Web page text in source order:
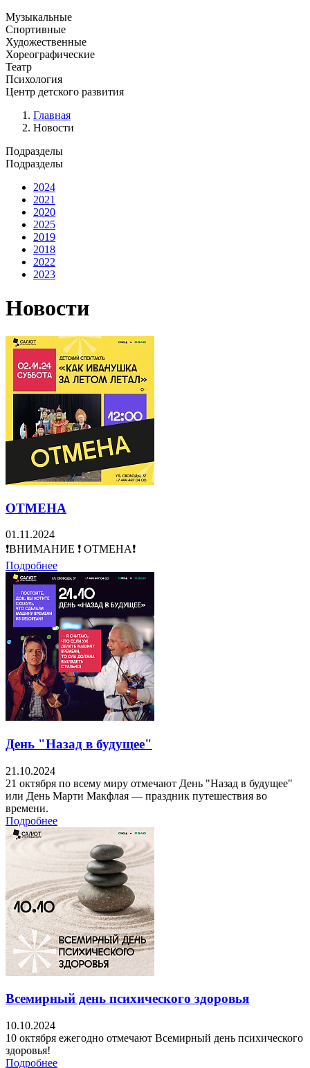
Музыкальные
Спортивные
Художественные
Хореографические
Театр
Психология
Центр детского развития
Главная
Новости
Подразделы
Подразделы
2024
2021
2020
2025
2019
2018
2022
2023
Новости
ОТМЕНА
01.11.2024
❗ВНИМАНИЕ ❗ ОТМЕНА❗
Подробнее
День "Назад в будущее"
21.10.2024
21 октября по всему миру отмечают День "Назад в будущее"
или День Марти Макфлая — праздник путешествия во
времени.
Подробнее
Всемирный день психического здоровья
10.10.2024
10 октября ежегодно отмечают Всемирный день психического
здоровья!
Подробнее